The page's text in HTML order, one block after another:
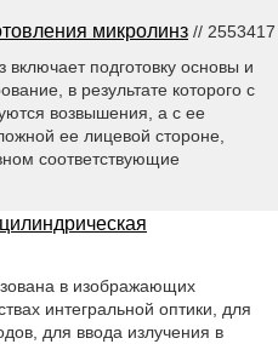
микролинз // 2553417
подготовку основы и
в результате которого с
возвышения, а с ее
ее лицевой стороне,
соответствующие
в изображающих
интегральной оптики, для
для ввода излучения в